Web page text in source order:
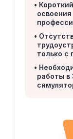
только с
работы в